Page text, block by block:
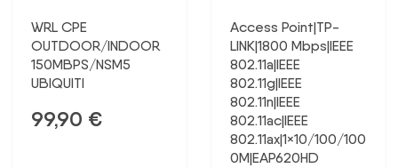
WRL CPE
OUTDOOR/INDOOR
150MBPS/NSM5
UBIQUITI
99,90 €
Access Point|TP-
LINK|1800 Mbps|IEEE
802.11a|IEEE
802.11g|IEEE
802.11n|IEEE
802.11ac|IEEE
802.11ax|1×10/100/100
0M|EAP620HD